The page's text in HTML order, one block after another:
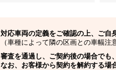
対応車両の定義をご確認の上、ご自
（車種によって隣の区画との車幅注
審査を通過し、ご契約後の場合でも
なお、お客様から契約を解約する場